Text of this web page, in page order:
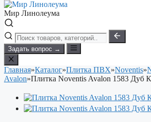
Мир Линолеума
Задать вопрос →
Главная»Каталог»Плитка ПВХ»Noventis»
Avalon»Плитка Noventis Avalon 1583 Дуб